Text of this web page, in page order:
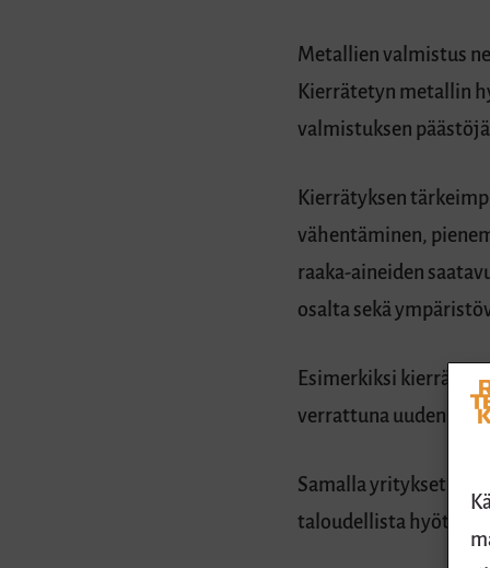
Metallien valmistus
Kierrätetyn metallin
valmistuksen
Kierrätyksen
vähentäminen,
raaka-aineiden
osalta sekä
Esimerkiksi
verrattuna uuden
Samalla yritykset ja
taloudellista hyötyä